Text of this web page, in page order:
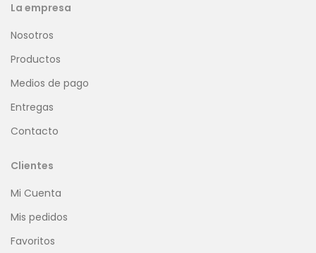
La empresa
Nosotros
Productos
Medios de pago
Entregas
Contacto
Clientes
Mi Cuenta
Mis pedidos
Favoritos